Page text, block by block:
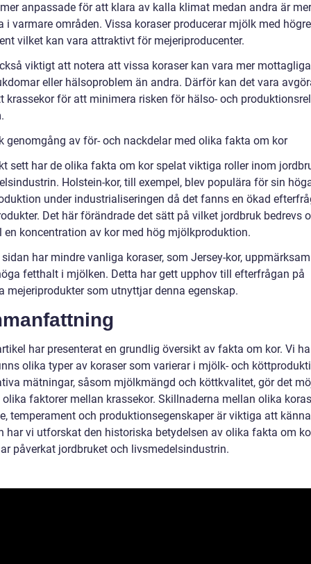
anpassade för att klara av kalla klimat medan andra är mer
i varmare områden. Vissa koraser producerar mjölk med högre
vilket kan vara attraktivt för mejeriproducenter.
viktigt att notera att vissa koraser kan vara mer
eller hälsoproblem än andra. Därför kan det vara
krassekor för att minimera risken för hälso- och
genomgång av för- och nackdelar med olika fakta om kor
sett har de olika fakta om kor spelat viktiga roller inom
Holstein-kor, till exempel, blev populära för sin
under industrialiseringen då det fanns en ökad
Det här förändrade det sätt på vilket jordbruk bedrevs
en koncentration av kor med hög mjölkproduktion.
har mindre vanliga koraser, som Jersey-kor,
fetthalt i mjölken. Detta har gett upphov till efterfrågan på
mejeriprodukter som utnyttjar denna egenskap.
har presenterat en grundlig översikt av fakta om kor. Vi
olika typer av koraser som varierar i mjölk- och
mätningar, såsom mjölkmängd och köttkvalitet, gör det
faktorer mellan krassekor. Skillnaderna mellan olika
temperament och produktionsegenskaper är viktiga att
har vi utforskat den historiska betydelsen av olika fakta om
påverkat jordbruket och livsmedelsindustrin.